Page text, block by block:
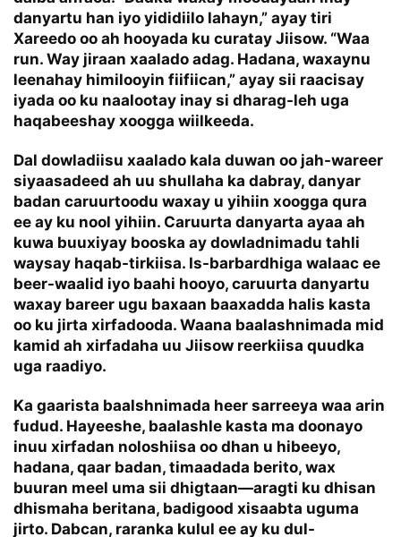
danyartu han iyo yididiilo lahayn,” ayay tiri
Xareedo oo ah hooyada ku curatay Jiisow. “Waa
run. Way jiraan xaalado adag. Hadana, waxaynu
leenahay himilooyin fiifiican,” ayay sii raacisay
iyada oo ku naalootay inay si dharag-leh uga
haqabeeshay xoogga wiilkeeda.
Dal dowladiisu xaalado kala duwan oo jah-wareer
siyaasadeed ah uu shullaha ka dabray, danyar
badan caruurtoodu waxay u yihiin xoogga qura
ee ay ku nool yihiin. Caruurta danyarta ayaa ah
kuwa buuxiyay booska ay dowladnimadu tahli
waysay haqab-tirkiisa. Is-barbardhiga walaac ee
beer-waalid iyo baahi hooyo, caruurta danyartu
waxay bareer ugu baxaan baaxadda halis kasta
oo ku jirta xirfadooda. Waana baalashnimada mid
kamid ah xirfadaha uu Jiisow reerkiisa quudka
uga raadiyo.
Ka gaarista baalshnimada heer sarreeya waa arin
fudud. Hayeeshe, baalashle kasta ma doonayo
inuu xirfadan noloshiisa oo dhan u hibeeyo,
hadana, qaar badan, timaadada berito, wax
buuran meel uma sii dhigtaan—aragti ku dhisan
dhismaha beritana, badigood xisaabta uguma
jirto. Dabcan, raranka kulul ee ay ku dul-